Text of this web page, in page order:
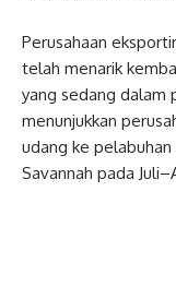
Perusahaan
telah menarik
yang sedang dalam
menunjukkan
udang ke
Savannah pada